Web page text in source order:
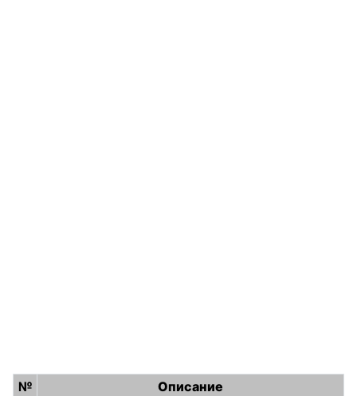
№
Описание